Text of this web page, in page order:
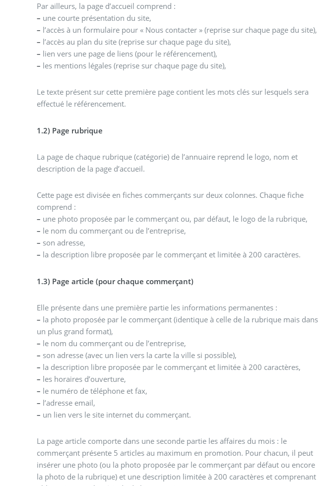
Par ailleurs, la page d’accueil comprend :
– une courte présentation du site,
– l’accès à un formulaire pour « Nous contacter » (reprise sur chaque page du site),
– l’accès au plan du site (reprise sur chaque page du site),
– lien vers une page de liens (pour le référencement),
– les mentions légales (reprise sur chaque page du site),
Le texte présent sur cette première page contient les mots clés sur lesquels sera
effectué le référencement.
1.2) Page rubrique
La page de chaque rubrique (catégorie) de l’annuaire reprend le logo, nom et
description de la page d’accueil.
Cette page est divisée en fiches commerçants sur deux colonnes. Chaque fiche
comprend :
– une photo proposée par le commerçant ou, par défaut, le logo de la rubrique,
– le nom du commerçant ou de l’entreprise,
– son adresse,
– la description libre proposée par le commerçant et limitée à 200 caractères.
1.3) Page article (pour chaque commerçant)
Elle présente dans une première partie les informations permanentes :
– la photo proposée par le commerçant (identique à celle de la rubrique mais dans
un plus grand format),
– le nom du commerçant ou de l’entreprise,
– son adresse (avec un lien vers la carte la ville si possible),
– la description libre proposée par le commerçant et limitée à 200 caractères,
– les horaires d’ouverture,
– le numéro de téléphone et fax,
– l’adresse email,
– un lien vers le site internet du commerçant.
La page article comporte dans une seconde partie les affaires du mois : le
commerçant présente 5 articles au maximum en promotion. Pour chacun, il peut
insérer une photo (ou la photo proposée par le commerçant par défaut ou encore
la photo de la rubrique) et une description limitée à 200 caractères et comprenant